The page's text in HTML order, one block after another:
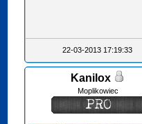
22-03-2013 17:19:33
Kanilox
Moplikowiec